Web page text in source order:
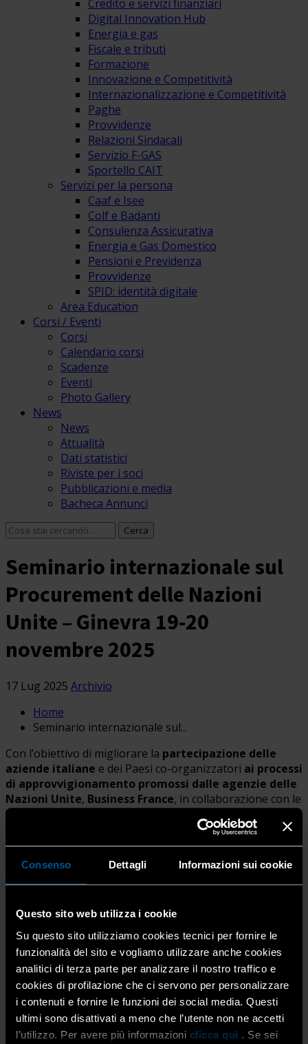
Consenso Dettagli Informazioni sui cookie
Questo sito web utilizza i cookie
Su questo sito utilizziamo cookies tecnici per fornire le
funzionalità del sito e vogliamo utilizzare anche cookies
analitici di terza parte per analizzare il nostro traffico e
cookies di profilazione che ci servono per personalizzare
i contenuti e fornire le funzioni dei social media. Questi
ultimi sono disattivati a meno che l’utente non ne accetti
l’utilizzo. Per avere più informazioni clicca qui . Se sei
Credito e servizi finanziari
Digital Innovation Hub
Energia e gas
Fiscale e tributi
Formazione
Innovazione e Competitività
Internazionalizzazione e Competitività
Paghe
Provvidenze
Relazioni Sindacali
Servizio F-GAS
Sportello CAIT
Servizi per la persona
Caaf e Isee
Colf e Badanti
Consulenza Assicurativa
Energia e Gas Domestico
Pensioni e Previdenza
Provvidenze
SPID: identità digitale
Area Education
Corsi / Eventi
Corsi
Calendario corsi
Scadenze
Eventi
Photo Gallery
News
News
Attualità
Dati statistici
Riviste per i soci
Pubblicazioni e media
Bacheca Annunci
Seminario internazionale sul
Procurement delle Nazioni
Unite – Ginevra 19-20
novembre 2025
17 Lug 2025 Archivio
Home
Seminario internazionale sul...
Con l’obiettivo di migliorare la partecipazione delle
aziende italiane e dei Paesi co-organizzatori ai processi
di approvvigionamento promossi dalle agenzie delle
Nazioni Unite, Business France, in collaborazione con le
Trade Promotion Organizations (TPO) di Italia, Austria e
Seminario internazionale sugli
appalti (IPS)a Ginevra.
des Nationscon l’obiettivo di facilitare le relazioni tra le
potenziali: l’evento offre alle aziende partecipanti
l’occasione di partecipare a sessioni sull’accesso alle
opportunità di approvvigionamento delle Nazioni Unite e
di programmare incontri individuali con i responsabili
degli acquisti delle agenzie ONU partecipanti. Le aziende
partecipanti avranno accesso aincontri individualicon i
funzionari addetti agli acquisti delle agenzie ONU.